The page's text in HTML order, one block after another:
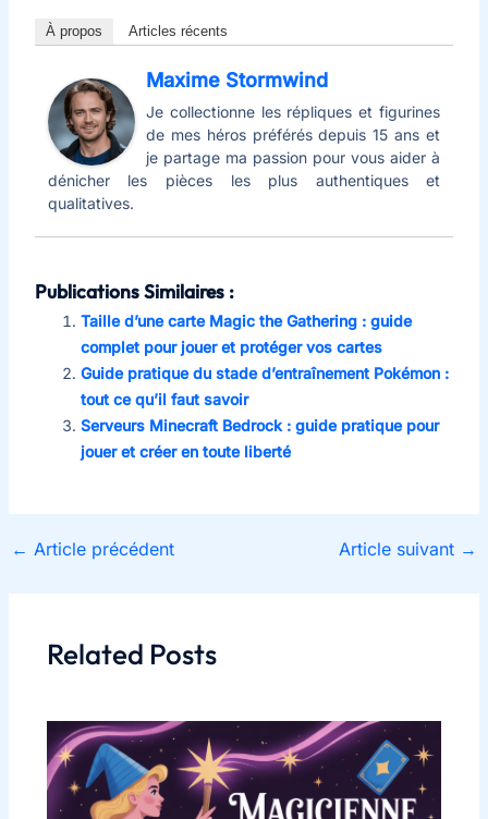
À propos Articles récents
Maxime Stormwind
Je collectionne les répliques et figurines
de mes héros préférés depuis 15 ans et
je partage ma passion pour vous aider à
dénicher les pièces les plus authentiques et
qualitatives.
Publications Similaires :
Taille d’une carte Magic the Gathering : guide
complet pour jouer et protéger vos cartes
Guide pratique du stade d’entraînement Pokémon :
tout ce qu’il faut savoir
Serveurs Minecraft Bedrock : guide pratique pour
jouer et créer en toute liberté
← Article précédent Article suivant →
Related Posts